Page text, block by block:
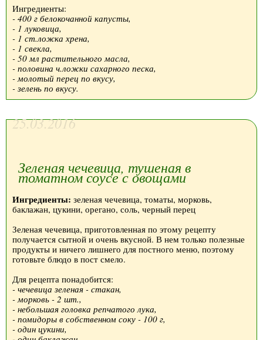
Ингредиенты:
- 400 г белокочанной капусты,
- 1 луковица,
- 1 ст.ложка хрена,
- 1 свекла,
- 50 мл растительного масла,
- половина ч.ложки сахарного песка,
- молотый перец по вкусу,
- зелень по вкусу.
25.03.2016
Зеленая чечевица, тушеная в
томатном соусе с овощами
Ингредиенты: зеленая чечевица, томаты, морковь,
баклажан, цукини, орегано, соль, черный перец
Зеленая чечевица, приготовленная по этому рецепту
получается сытной и очень вкусной. В нем только полезные
продукты и ничего лишнего для постного меню, поэтому
готовьте блюдо в пост смело.
Для рецепта понадобится:
- чечевица зеленая - стакан,
- морковь - 2 шт.,
- небольшая головка репчатого лука,
- помидоры в собственном соку - 100 г,
- один цукини,